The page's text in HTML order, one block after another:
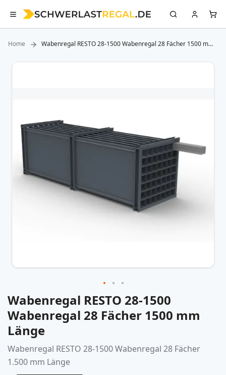
Home
Wabenregal RESTO 28-1500 Wabenregal 28 Fächer 1500 mm
Zum
Zum
Anfang
der
Bildergalerie
springen
Wabenregal RESTO 28-1500
Wabenregal 28 Fächer 1500 mm
Länge
Wabenregal RESTO 28-1500Wabenregal 28 Fächer
1.500 mm Länge